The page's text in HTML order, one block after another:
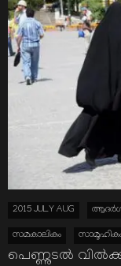
2015 JULY AUG
സമകാലികം
പെണ്ണുടല്‍